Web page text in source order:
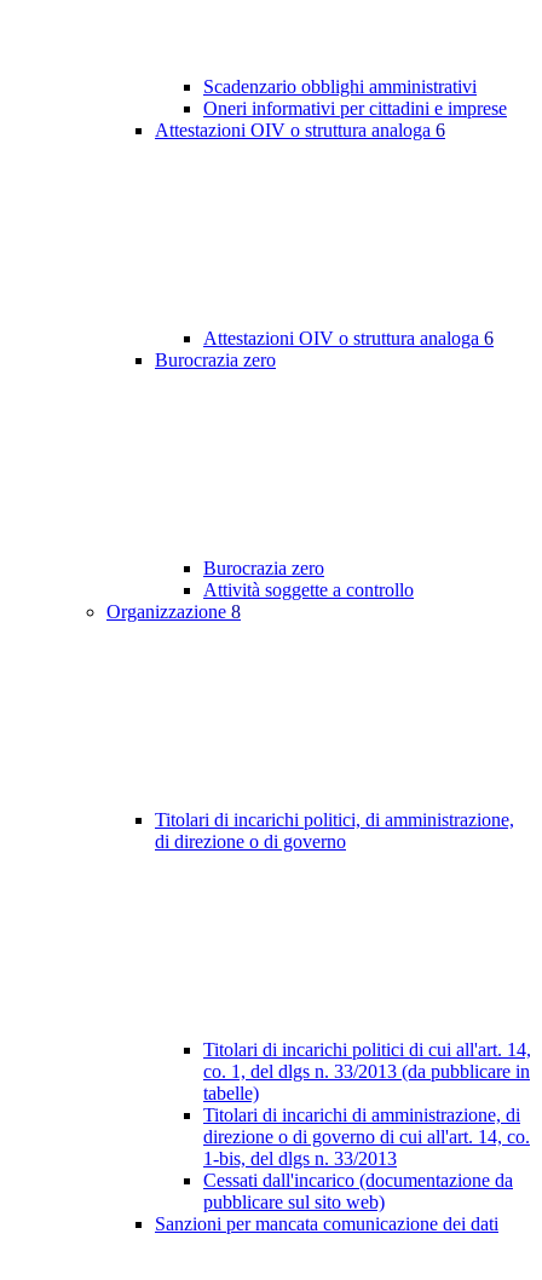
Scadenzario obblighi amministrativi
Oneri informativi per cittadini e imprese
Attestazioni OIV o struttura analoga 6
Attestazioni OIV o struttura analoga 6
Burocrazia zero
Burocrazia zero
Attività soggette a controllo
Organizzazione 8
Titolari di incarichi politici, di amministrazione,
di direzione o di governo
Titolari di incarichi politici di cui all'art. 14,
co. 1, del dlgs n. 33/2013 (da pubblicare in
tabelle)
Titolari di incarichi di amministrazione, di
direzione o di governo di cui all'art. 14, co.
1-bis, del dlgs n. 33/2013
Cessati dall'incarico (documentazione da
pubblicare sul sito web)
Sanzioni per mancata comunicazione dei dati